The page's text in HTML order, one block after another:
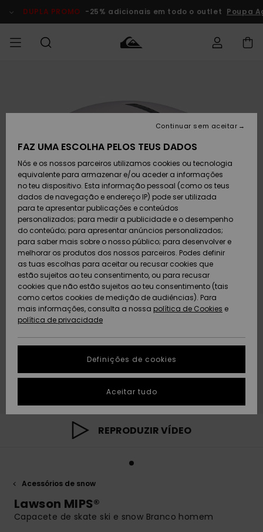
do
DUPLA PROMO -25% adicionais em todo o outlet Poupa
Calçado e
chinelos
Surfe/água
Snow
Artigos
recém-
chegados
Coleções
MENINO
Calçado e
chinelos
Surfe/água
Neve
Artigos
recém-
chegados
Highlights
MULHER
chegados
Highlights
Snow
SURF
Crianças
Highlights
Community
SNOW
Homem
Artigos
Criança
Snow Shop
Feminino
Highlights
Community
DUPLA
PROMO
Criança
Outlet
Mulher
AJUDA
Devoluções
Pagamento
Cartão
presente
Quiksilver
Freedom
Protecção de
dados
Guia de
tamanhos
conversa para
obteres a
resposta mais
rápida à tua
pergunta.
Iniciar uma
conversa
respostas
perguntas
SUSTAINABILITY
PRESENTE
REPRODUZIR VÍDEO
Acessórios de snow
Lawson MIPS®
Capacete de skate ski e snow Branco homem
FAZ UMA ESCOLHA PELOS TEUS DADOS
Nós e os nossos parceiros utilizamos cookies ou tecnologia
equivalente para armazenar e/ou aceder a informações
no teu dispositivo. Esta informação pessoal (como os teus
dados de navegação e endereço IP) pode ser utilizada
para te apresentar publicações e conteúdos
personalizados; para medir a publicidade e o desempenho
do conteúdo; para apresentar anúncios personalizados;
para saber mais sobre o nosso público; para desenvolver e
melhorar os produtos dos nossos parceiros. Podes definir
as tuas escolhas para aceitar ou recusar cookies que
estão sujeitos ao teu consentimento, ou para recusar
cookies que não estão sujeitos ao teu consentimento (tais
como certos cookies de medição de audiências). Para
mais informações, consulta a nossa política de Cookies e
política de privacidade
Definições de cookies
Continuar sem aceitar
Aceitar tudo